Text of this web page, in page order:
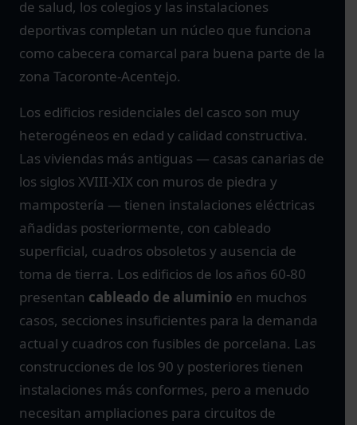
de salud, los colegios y las instalaciones
deportivas completan un núcleo que funciona
como cabecera comarcal para buena parte de la
zona Tacoronte-Acentejo.
Los edificios residenciales del casco son muy
heterogéneos en edad y calidad constructiva.
Las viviendas más antiguas — casas canarias de
los siglos XVIII-XIX con muros de piedra y
mampostería — tienen instalaciones eléctricas
añadidas posteriormente, con cableado
superficial, cuadros obsoletos y ausencia de
toma de tierra. Los edificios de los años 60-80
presentan cableado de aluminio en muchos
casos, secciones insuficientes para la demanda
actual y cuadros con fusibles de porcelana. Las
construcciones de los 90 y posteriores tienen
instalaciones más conformes, pero a menudo
necesitan ampliaciones para circuitos de